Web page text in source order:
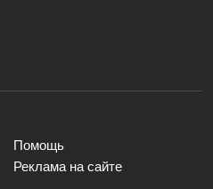
Помощь
Реклама на сайте